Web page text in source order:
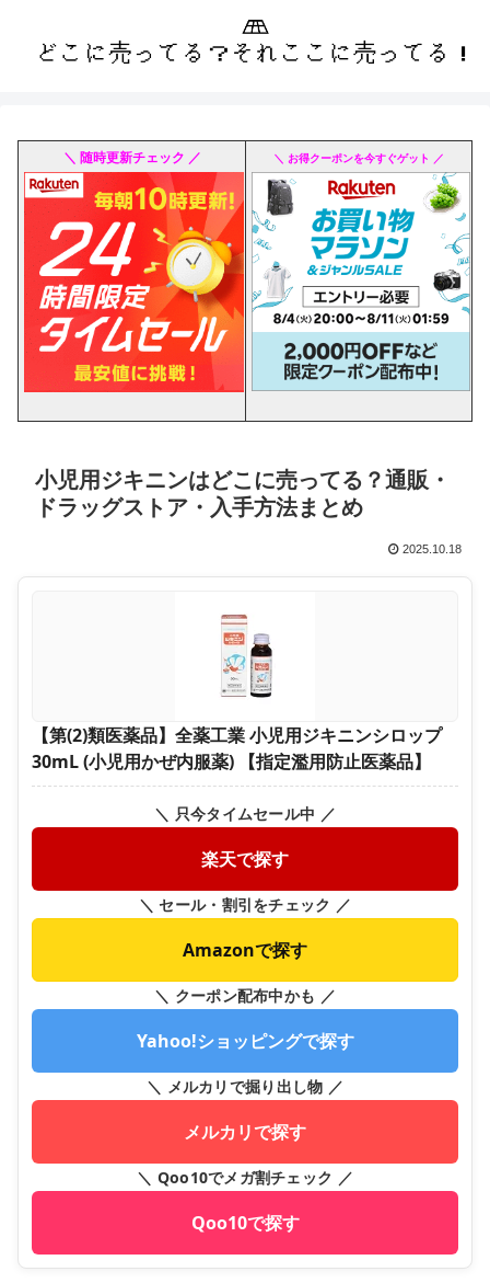
＼ 随時更新チェック ／ ＼ お得クーポンを今すぐゲット ／
小児用ジキニンはどこに売ってる？通販・
ドラッグストア・入手方法まとめ
2025.10.18
【第(2)類医薬品】全薬工業 小児用ジキニンシロップ
30mL (小児用かぜ内服薬) 【指定濫用防止医薬品】
＼ 只今タイムセール中 ／
楽天で探す
＼ セール・割引をチェック ／
Amazonで探す
＼ クーポン配布中かも ／
Yahoo!ショッピングで探す
＼ メルカリで掘り出し物 ／
メルカリで探す
＼ Qoo10でメガ割チェック ／
Qoo10で探す